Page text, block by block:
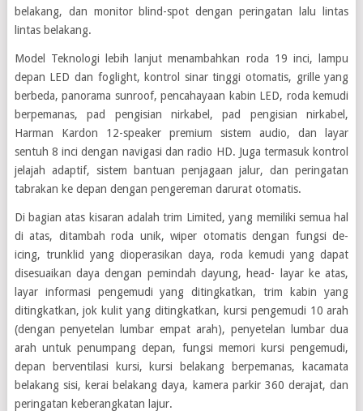
belakang, dan monitor blind-spot dengan peringatan lalu lintas
lintas belakang.
Model Teknologi lebih lanjut menambahkan roda 19 inci, lampu
depan LED dan foglight, kontrol sinar tinggi otomatis, grille yang
berbeda, panorama sunroof, pencahayaan kabin LED, roda kemudi
berpemanas, pad pengisian nirkabel, pad pengisian nirkabel,
Harman Kardon 12-speaker premium sistem audio, dan layar
sentuh 8 inci dengan navigasi dan radio HD. Juga termasuk kontrol
jelajah adaptif, sistem bantuan penjagaan jalur, dan peringatan
tabrakan ke depan dengan pengereman darurat otomatis.
Di bagian atas kisaran adalah trim Limited, yang memiliki semua hal
di atas, ditambah roda unik, wiper otomatis dengan fungsi de-
icing, trunklid yang dioperasikan daya, roda kemudi yang dapat
disesuaikan daya dengan pemindah dayung, head- layar ke atas,
layar informasi pengemudi yang ditingkatkan, trim kabin yang
ditingkatkan, jok kulit yang ditingkatkan, kursi pengemudi 10 arah
(dengan penyetelan lumbar empat arah), penyetelan lumbar dua
arah untuk penumpang depan, fungsi memori kursi pengemudi,
depan berventilasi kursi, kursi belakang berpemanas, kacamata
belakang sisi, kerai belakang daya, kamera parkir 360 derajat, dan
peringatan keberangkatan lajur.